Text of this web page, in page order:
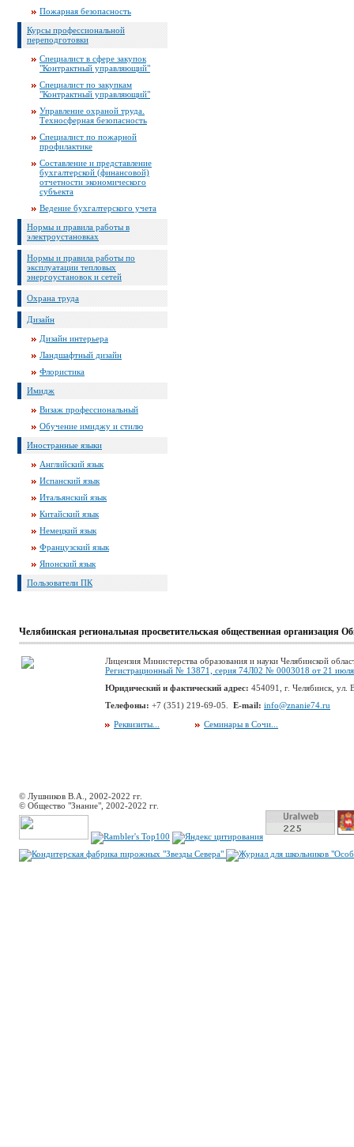
Пожарная безопасность
Курсы профессиональной
переподготовки
Специалист в сфере закупок
"Контрактный управляющий"
Специалист по закупкам
"Контрактный управляющий"
Управление охраной труда.
Техносферная безопасность
Специалист по пожарной
профилактике
Составление и представление
бухгалтерской (финансовой)
отчетности экономического
субъекта
Ведение бухгалтерского учета
Нормы и правила работы в
электроустановках
Нормы и правила работы по
эксплуатации тепловых
энергоустановок и сетей
Охрана труда
Дизайн
Дизайн интерьера
Ландшафтный дизайн
Флористика
Имидж
Визаж профессиональный
Обучение имиджу и стилю
Иностранные языки
Английский язык
Испанский язык
Итальянский язык
Китайский язык
Немецкий язык
Французский язык
Японский язык
Пользователи ПК
Челябинская региональная просветительская общественная организация
Лицензия Министерства образования и науки Челябинской
Регистрационный № 13871, серия 74Л02 № 0003018 от 21
Юридический и фактический адрес: 454091, г. Челябинск, ул.
Телефоны: +7 (351) 219-69-05. E-mail: info@znanie74.ru
Реквизиты...
Семинары в Сочи...
© Лушников В.А., 2002-2022 гг.
© Общество "Знание", 2002-2022 гг.